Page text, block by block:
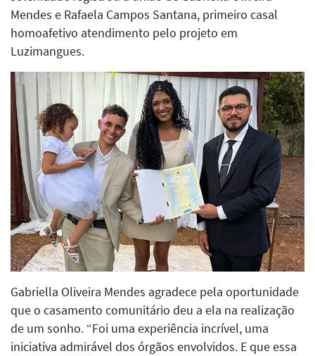
Mendes e Rafaela Campos Santana, primeiro casal
homoafetivo atendimento pelo projeto em
Luzimangues.
Gabriella Oliveira Mendes agradece pela oportunidade
que o casamento comunitário deu a ela na realização
de um sonho. “Foi uma experiência incrível, uma
iniciativa admirável dos órgãos envolvidos. E que essa